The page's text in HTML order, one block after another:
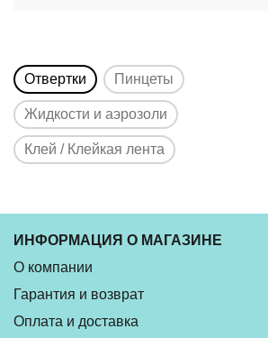
Отвертки Пинцеты
Жидкости и аэрозоли
Клей / Клейкая лента
ИНФОРМАЦИЯ О МАГАЗИНЕ
О компании
Гарантия и возврат
Оплата и доставка